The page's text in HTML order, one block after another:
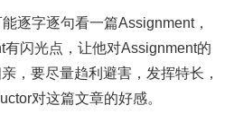
逐字逐句看一篇Assignment，
闪光点，让他对Assignment的
，要尽量趋利避害，发挥特长，
对这篇文章的好感。